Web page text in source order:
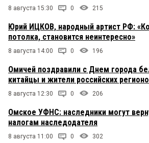
8 августа 15:30 0 215
Юрий ИЦКОВ, народный артист РФ:
потолка, становится неинтересно»
8 августа 14:00 0 196
Омичей поздравили с Днем города
китайцы и жители российских
8 августа 12:30 0 206
Омское УФНС: наследники могут
налогам наследодателя
8 августа 11:00 0 302